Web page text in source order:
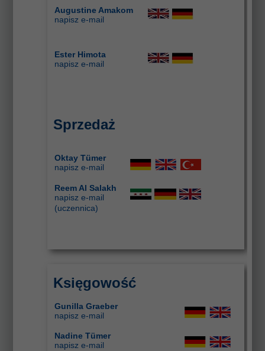
Augustine Amakom
napisze-mail
Ester Himota
napisze-mail
Sprzedaż
Oktay Tümer
napisz e-mail
Reem Al Salakh
napisz e-mail
(uczennica)
Księgowość
Gunilla Graeber
napisz e-mail
Nadine Tümer
napisz e-mail